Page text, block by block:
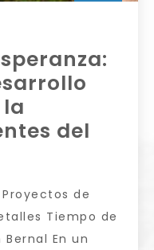
del
de
Tiempo de
En un